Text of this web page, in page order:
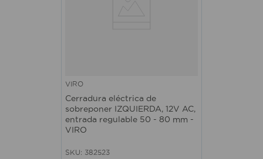
VIRO
Cerradura eléctrica de
sobreponer IZQUIERDA, 12V AC,
entrada regulable 50 - 80 mm -
VIRO
SKU: 382523